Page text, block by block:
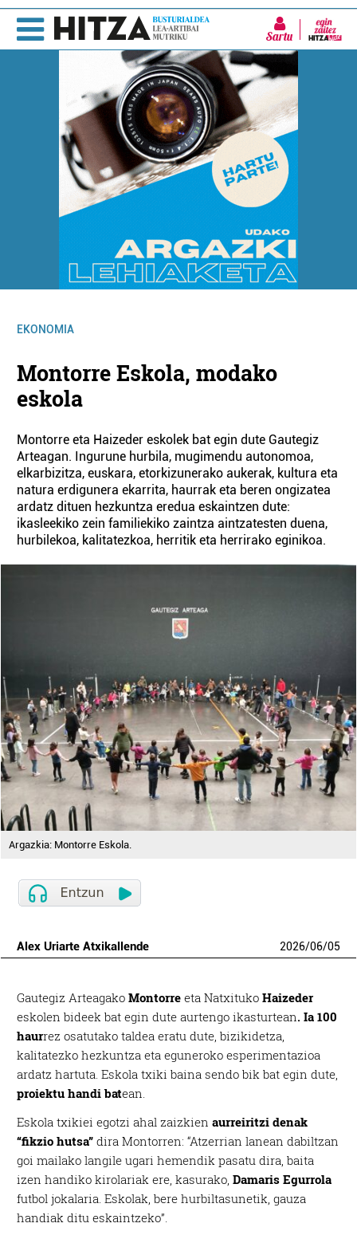
Sartu
EKONOMIA
Montorre Eskola, modako
eskola
Montorre eta Haizeder eskolek bat egin dute Gautegiz
Arteagan. Ingurune hurbila, mugimendu autonomoa,
elkarbizitza, euskara, etorkizunerako aukerak, kultura eta
natura erdigunera ekarrita, haurrak eta beren ongizatea
ardatz dituen hezkuntza eredua eskaintzen dute:
ikasleekiko zein familiekiko zaintza aintzatesten duena,
hurbilekoa, kalitatezkoa, herritik eta herrirako eginikoa.
Argazkia: Montorre Eskola.
Alex Uriarte Atxikallende 2026/06/05
Gautegiz Arteagako Montorre eta NatxitukoHaizeder
eskolen bideek bat egin dute aurtengo ikasturtean. Ia 100
haurrez osatutako taldea eratu dute, bizikidetza,
kalitatezko hezkuntza eta eguneroko esperimentazioa
ardatz hartuta. Eskola txiki baina sendo bik bat egin dute,
proiektu handi batean.
Eskola txikiei egotzi ahal zaizkienaurreiritzi denak
“fikzio hutsa” dira Montorren: “Atzerrian lanean dabiltzan
goi mailako langile ugari hemendik pasatu dira, baita
izen handiko kirolariak ere, kasurako,Damaris Egurrola
futbol jokalaria. Eskolak, bere hurbiltasunetik, gauza
handiak ditu eskaintzeko”.